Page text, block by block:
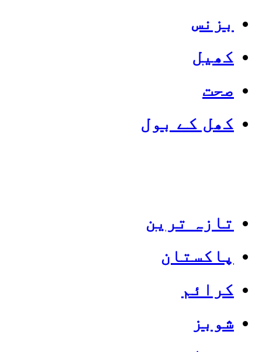
بزنس
کھیل
صحت
کھل کے بول
تازہ ترین
پاکستان
کرائم
شوبز
Categories
Top News